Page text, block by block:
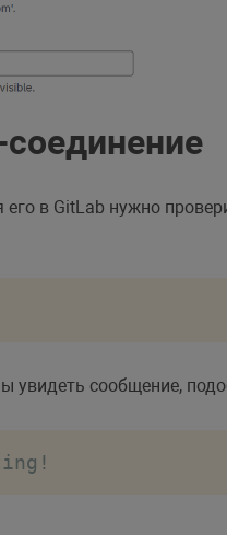
соединение
в GitLab нужно
увидеть сообщение,